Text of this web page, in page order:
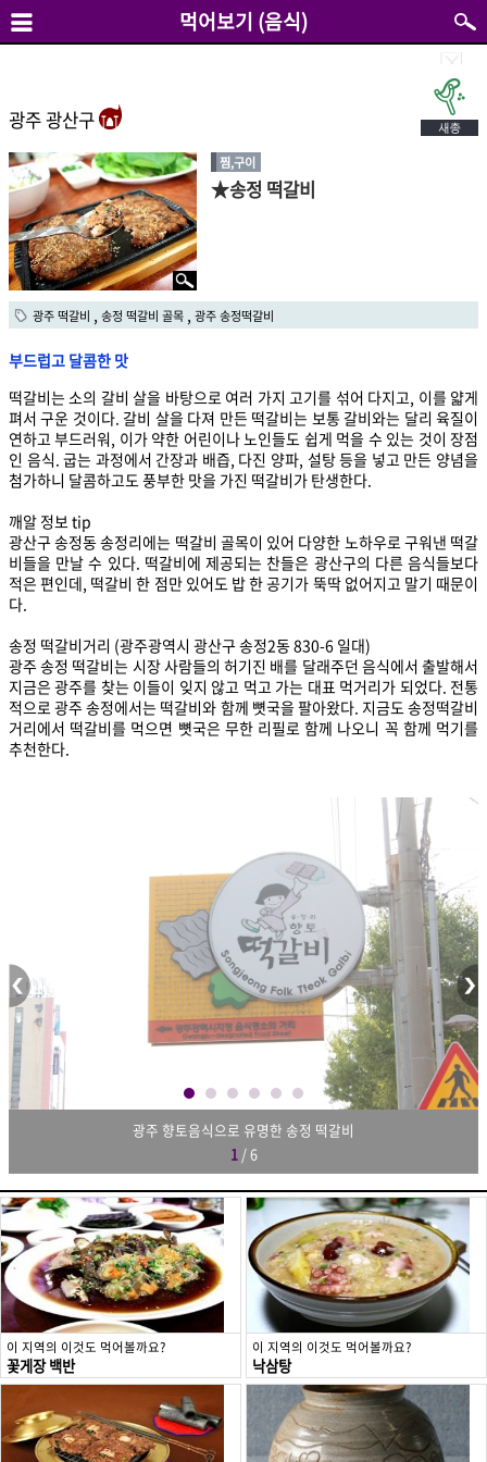
먹어보기 (음식)
광주 광산구
찜,구이
★송정 떡갈비
광주 떡갈비 송정 떡갈비 골목 광주 송정떡갈비
부드럽고 달콤한 맛
떡갈비는 소의 갈비 살을 바탕으로 여러 가지 고기를 섞어 다지고, 이를 얇게
펴서 구운 것이다. 갈비 살을 다져 만든 떡갈비는 보통 갈비와는 달리 육질이
연하고 부드러워, 이가 약한 어린이나 노인들도 쉽게 먹을 수 있는 것이 장점
인 음식. 굽는 과정에서 간장과 배즙, 다진 양파, 설탕 등을 넣고 만든 양념을
첨가하니 달콤하고도 풍부한 맛을 가진 떡갈비가 탄생한다.
깨알 정보 tip
광산구 송정동 송정리에는 떡갈비 골목이 있어 다양한 노하우로 구워낸 떡갈
비들을 만날 수 있다. 떡갈비에 제공되는 찬들은 광산구의 다른 음식들보다
적은 편인데, 떡갈비 한 점만 있어도 밥 한 공기가 뚝딱 없어지고 말기 때문이
다.
송정 떡갈비거리 (광주광역시 광산구 송정2동 830-6 일대)
광주 송정 떡갈비는 시장 사람들의 허기진 배를 달래주던 음식에서 출발해서
지금은 광주를 찾는 이들이 잊지 않고 먹고 가는 대표 먹거리가 되었다. 전통
적으로 광주 송정에서는 떡갈비와 함께 뼛국을 팔아왔다. 지금도 송정떡갈비
거리에서 떡갈비를 먹으면 뼛국은 무한 리필로 함께 나오니 꼭 함께 먹기를
광주 향토음식으로 유명한 송정 떡갈비
1 /6
이 지역의 이것도 먹어볼까요?
꽃게장 백반
이 지역의 이것도 먹어볼까요?
낙삼탕